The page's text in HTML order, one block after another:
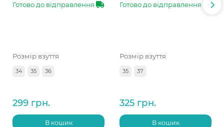
Готово до відправлення
Розмір взуття
34 35 36
299 грн.
В кошик
Готово до відправлення
Розмір взуття
35 37
325 грн.
В кошик